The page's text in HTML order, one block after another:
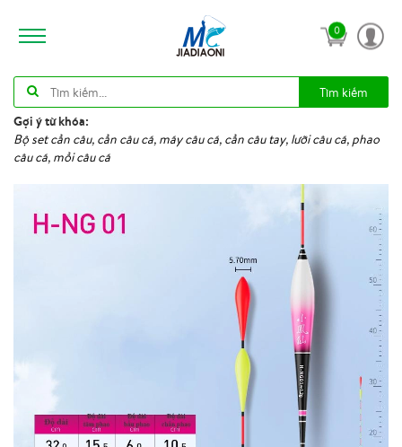
0
Tìm kiếm
Gợi ý từ khóa:
Bộ set cần câu, cần câu cá, máy câu cá, cần câu tay, lưỡi câu cá, phao
câu cá, mồi câu cá